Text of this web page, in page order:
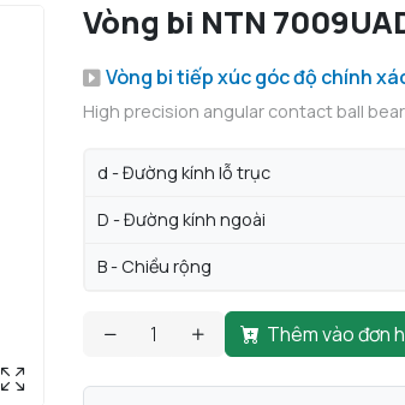
Vòng bi NTN
Vòng bi tiếp xúc góc độ chính
High precision angular contact ball
d - Đường kính lỗ trục
D - Đường kính ngoài
B - Chiều rộng
Thêm vào đơn